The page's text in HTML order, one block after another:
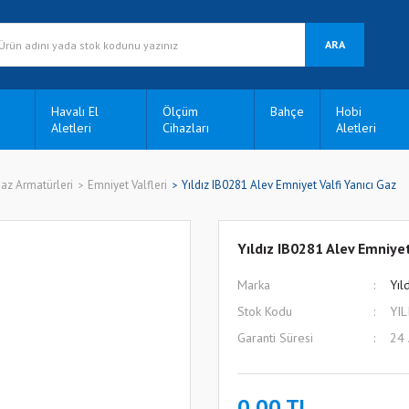
ARA
Havalı El
Aletleri
Ölçüm
Cihazları
Bahçe
Hobi
Aletleri
Armatürleri Emniyet Valfleri Yıldız IB0281 Alev Emniyet Valfi Yanıcı Gaz
Yıldız IB0281 Alev
Marka
Stok Kodu
Garanti Süresi
24